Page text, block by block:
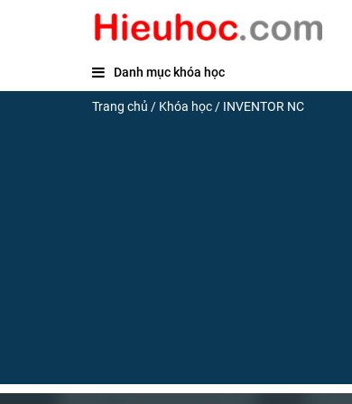
Danh mục khóa học
Trang chủ / Khóa học / INVENTOR NC